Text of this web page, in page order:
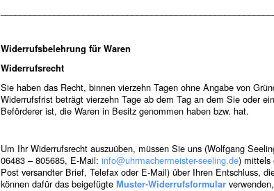
Widerrufsbelehrung für Waren
Widerrufsrecht
Sie haben das Recht, binnen vierzehn Tagen ohne Angabe von
Widerrufsfrist beträgt vierzehn Tage ab dem Tag an dem Sie oder
Beförderer ist, die Waren in Besitz genommen haben bzw. hat.
Um Ihr Widerrufsrecht auszuüben, müssen Sie uns (Wolfgang
06483 – 805685, E-Mail: info@uhrmachermeister-seeling.de) mittels
Post versandter Brief, Telefax oder E-Mail) über Ihren Entschluss,
können dafür das beigefügte Muster-Widerrufsformular